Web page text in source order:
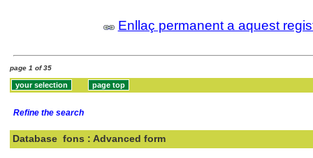
Enllaç permanent a aquest
page 1 of 35
Refine the search
Database fons : Advanced form